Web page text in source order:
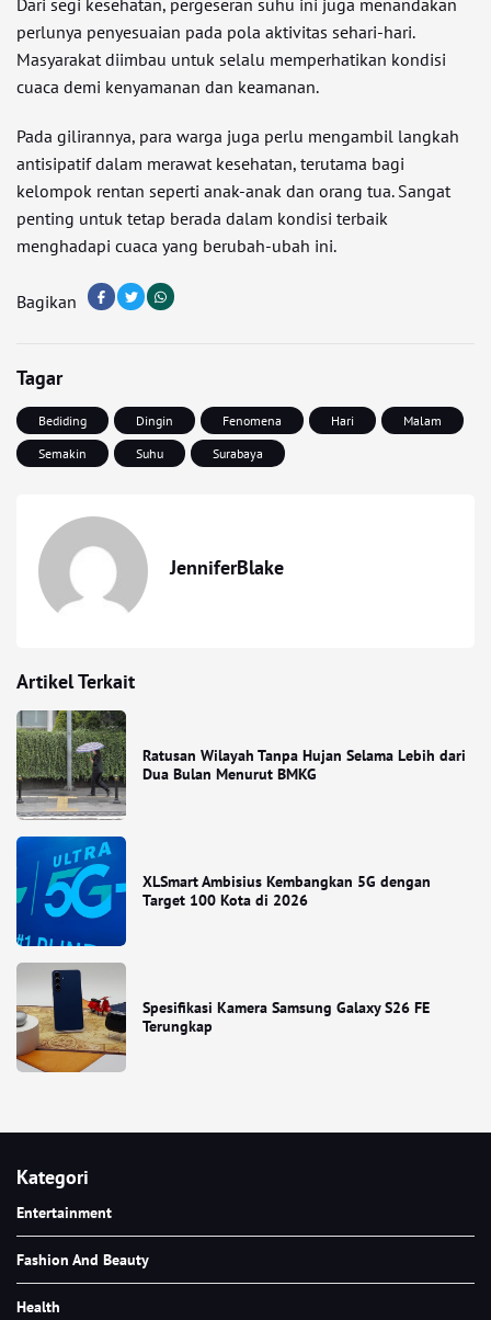
Dari segi kesehatan, pergeseran suhu ini juga menandakan
perlunya penyesuaian pada pola aktivitas sehari-hari.
Masyarakat diimbau untuk selalu memperhatikan kondisi
cuaca demi kenyamanan dan keamanan.
Pada gilirannya, para warga juga perlu mengambil langkah
antisipatif dalam merawat kesehatan, terutama bagi
kelompok rentan seperti anak-anak dan orang tua. Sangat
penting untuk tetap berada dalam kondisi terbaik
menghadapi cuaca yang berubah-ubah ini.
Bagikan
Tagar
Bediding Dingin Fenomena Hari
Malam
Semakin
Suhu Surabaya
JenniferBlake
Artikel Terkait
Ratusan Wilayah Tanpa Hujan Selama Lebih dari
Dua Bulan Menurut BMKG
XLSmart Ambisius Kembangkan 5G dengan
Target 100 Kota di 2026
Spesifikasi Kamera Samsung Galaxy S26 FE
Terungkap
Kategori
Entertainment
Fashion And Beauty
Health